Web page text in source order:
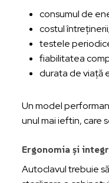
consumul de
costul întreținerii;
testele
fiabilitatea
durata de viață
Un model
unul mai ieftin, care
Ergonomia și
Autoclavul trebuie